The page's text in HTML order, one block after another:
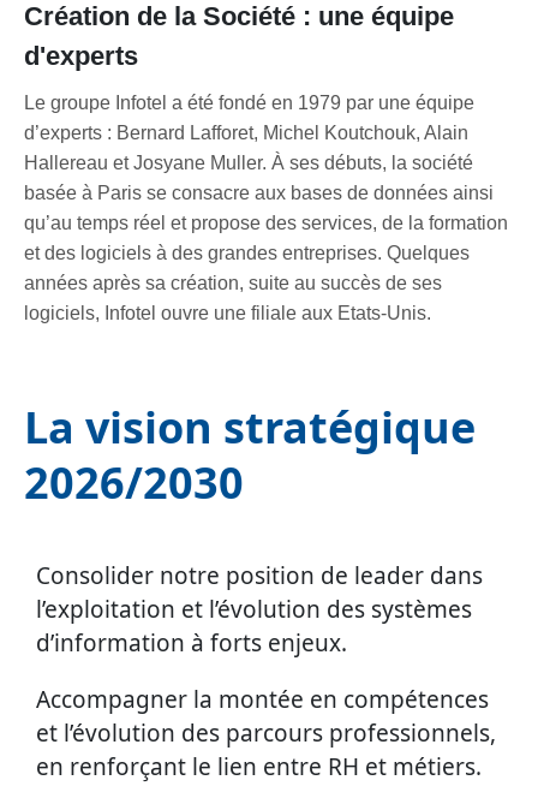
Création de la Société : une équipe
d'experts
Le groupe Infotel a été fondé en 1979 par une équipe
d’experts : Bernard Lafforet, Michel Koutchouk, Alain
Hallereau et Josyane Muller. À ses débuts, la société
basée à Paris se consacre aux bases de données ainsi
qu’au temps réel et propose des services, de la formation
et des logiciels à des grandes entreprises. Quelques
années après sa création, suite au succès de ses
logiciels, Infotel ouvre une filiale aux Etats-Unis.
La vision stratégique
2026/2030
Consolider notre position de leader dans
l’exploitation et l’évolution des systèmes
d’information à forts enjeux.
Accompagner la montée en compétences
et l’évolution des parcours professionnels,
en renforçant le lien entre RH et métiers.